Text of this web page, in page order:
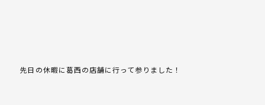
先日の休暇に葛西の店舗に行って参りました！